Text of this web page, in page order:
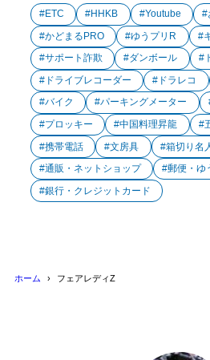
ETC HHKB Youtube
かどまるPRO
ゆうプリR
サポート詐欺
ダンボール
ドライブレコーダー
ドラレコ
バイク
パーキングメーター
プロッキー
中国料理昇龍
携帯電話
文房具 箱切り名
通販・ネットショップ
郵便・ゆ
銀行・クレジットカード
ホーム フェアレディZ